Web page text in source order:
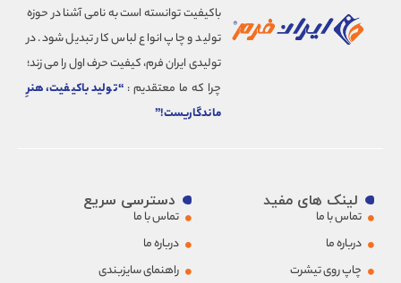
باکیفیت توانسته است به نامی آشنا در حوزه
تولید و چاپ انواع لباس کار تبدیل شود. در
تولیدی ایران فرم، کیفیت حرف اول را می زند؛
چرا که ما معتقدیم :“تولید باکیفیت، هنرِ
ماندگاریست!”
لینک های مفید
تماس با ما
درباره ما
چاپ روی تیشرت
دسترسی سریع
تماس با ما
درباره ما
راهنمای سایزبندی